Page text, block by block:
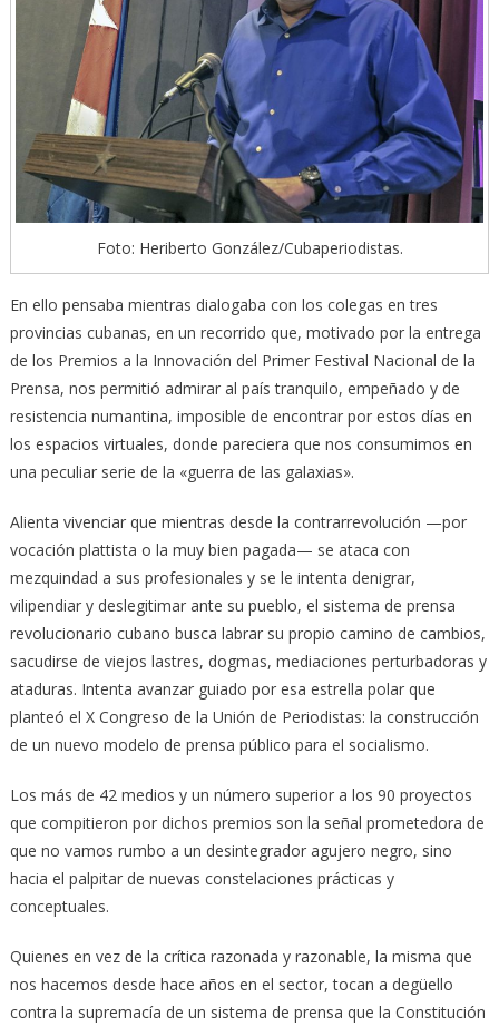
Foto: Heriberto González/Cubaperiodistas.
En ello pensaba mientras dialogaba con los colegas en tres
provincias cubanas, en un recorrido que, motivado por la entrega
de los Premios a la Innovación del Primer Festival Nacional de la
Prensa, nos permitió admirar al país tranquilo, empeñado y de
resistencia numantina, imposible de encontrar por estos días en
los espacios virtuales, donde pareciera que nos consumimos en
una peculiar serie de la «guerra de las galaxias».
Alienta vivenciar que mientras desde la contrarrevolución —por
vocación plattista o la muy bien pagada— se ataca con
mezquindad a sus profesionales y se le intenta denigrar,
vilipendiar y deslegitimar ante su pueblo, el sistema de prensa
revolucionario cubano busca labrar su propio camino de cambios,
sacudirse de viejos lastres, dogmas, mediaciones perturbadoras y
ataduras. Intenta avanzar guiado por esa estrella polar que
planteó el X Congreso de la Unión de Periodistas: la construcción
de un nuevo modelo de prensa público para el socialismo.
Los más de 42 medios y un número superior a los 90 proyectos
que compitieron por dichos premios son la señal prometedora de
que no vamos rumbo a un desintegrador agujero negro, sino
hacia el palpitar de nuevas constelaciones prácticas y
conceptuales.
Quienes en vez de la crítica razonada y razonable, la misma que
nos hacemos desde hace años en el sector, tocan a degüello
contra la supremacía de un sistema de prensa que la Constitución